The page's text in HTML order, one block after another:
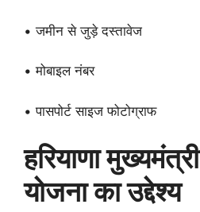
• जमीन से जुड़े दस्तावेज
• मोबाइल नंबर
• पासपोर्ट साइज फोटोग्राफ
हरियाणामुख्यमंत्री
योजनाकाउद्देश्य